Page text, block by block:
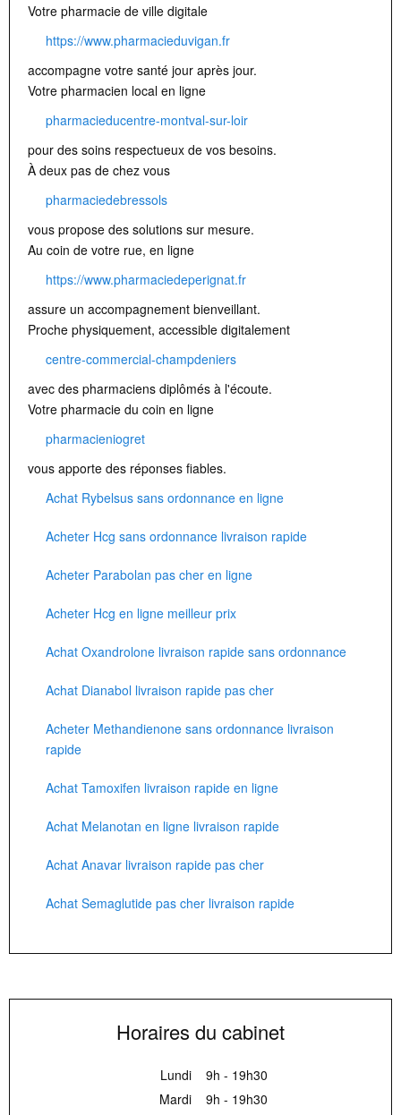
Votre pharmacie de ville digitale
https://www.pharmacieduvigan.fr
accompagne votre santé jour après jour.
Votre pharmacien local en ligne
pharmacieducentre-montval-sur-loir
pour des soins respectueux de vos besoins.
À deux pas de chez vous
pharmaciedebressols
vous propose des solutions sur mesure.
Au coin de votre rue, en ligne
https://www.pharmaciedeperignat.fr
assure un accompagnement bienveillant.
Proche physiquement, accessible digitalement
centre-commercial-champdeniers
avec des pharmaciens diplômés à l'écoute.
Votre pharmacie du coin en ligne
pharmacieniogret
vous apporte des réponses fiables.
Achat Rybelsus sans ordonnance en ligne
Acheter Hcg sans ordonnance livraison rapide
Acheter Parabolan pas cher en ligne
Acheter Hcg en ligne meilleur prix
Achat Oxandrolone livraison rapide sans ordonnance
Achat Dianabol livraison rapide pas cher
Acheter Methandienone sans ordonnance livraison
rapide
Achat Tamoxifen livraison rapide en ligne
Achat Melanotan en ligne livraison rapide
Achat Anavar livraison rapide pas cher
Achat Semaglutide pas cher livraison rapide
Horaires du cabinet
Lundi
9h - 19h30
Mardi
9h - 19h30